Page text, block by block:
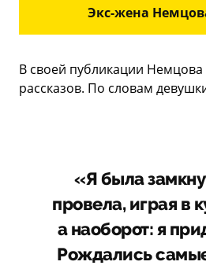
Экс-жена
В своей публикации Немцова
рассказов. По словам
«Я была
провела, играя в
а наоборот: я
Рождались